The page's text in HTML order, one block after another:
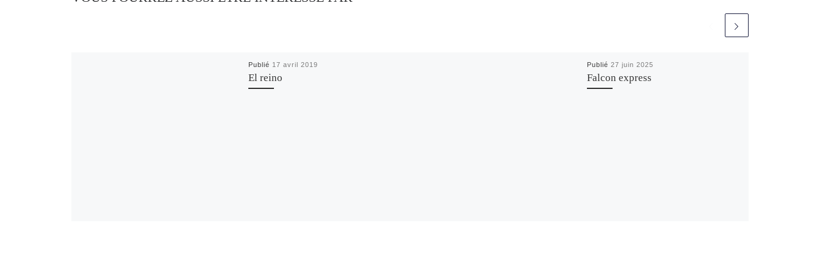
Publié 17 avril 2019
El reino
Publié 27 juin 2025
Falcon express